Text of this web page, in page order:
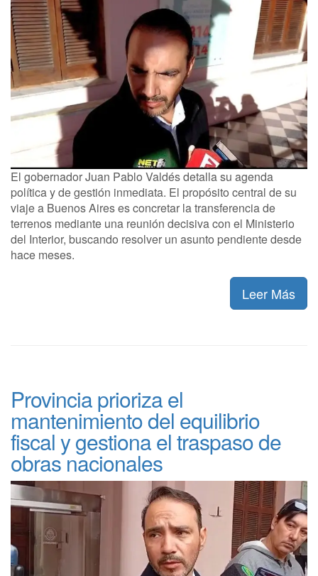
El gobernador Juan Pablo Valdés detalla su agenda
política y de gestión inmediata. El propósito central de su
viaje a Buenos Aires es concretar la transferencia de
terrenos mediante una reunión decisiva con el Ministerio
del Interior, buscando resolver un asunto pendiente desde
hace meses.
Leer Más
Provincia prioriza el
mantenimiento del equilibrio
fiscal y gestiona el traspaso de
obras nacionales